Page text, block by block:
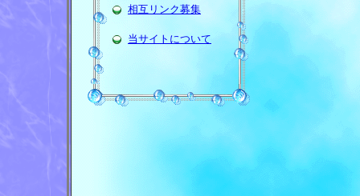
相互リンク募集
当サイトについて